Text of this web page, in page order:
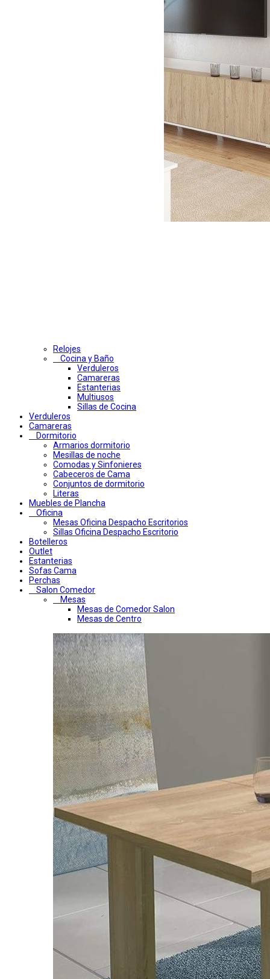
Relojes
Cocina y Baño
Verduleros
Camareras
Estanterias
Multiusos
Sillas de Cocina
Verduleros
Camareras
Dormitorio
Armarios dormitorio
Mesillas de noche
Comodas y Sinfonieres
Cabeceros de Cama
Conjuntos de dormitorio
Literas
Muebles de Plancha
Oficina
Mesas Oficina Despacho Escritorios
Sillas Oficina Despacho Escritorio
Botelleros
Outlet
Estanterias
Sofas Cama
Perchas
Salon Comedor
Mesas
Mesas de Comedor Salon
Mesas de Centro